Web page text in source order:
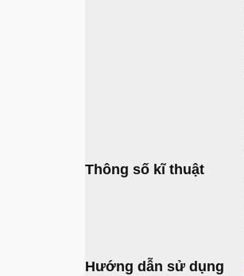
Thông số kĩ thuật
Hướng dẫn sử dụng